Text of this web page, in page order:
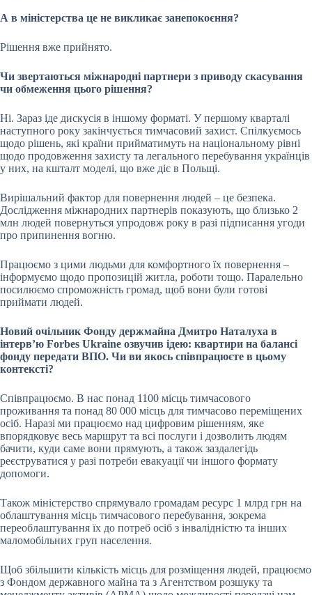
А в міністерства це не викликає занепокоєння?
Рішення вже прийнято.
Чи звертаються міжнародні партнери з приводу скасування
чи обмеження цього рішення?
Ні. Зараз іде дискусія в іншому форматі. У першому кварталі
наступного року закінчується тимчасовий захист. Спілкуємось
щодо рішень, які країни прийматимуть на національному рівні
щодо продовження захисту та легального перебування українців
у них, на кшталт моделі, що вже діє в Польщі.
Вирішальний фактор для повернення людей – це безпека.
Дослідження міжнародних партнерів показують, що близько 2
млн людей повернуться упродовж року в разі підписання угоди
про припинення вогню.
Працюємо з цими людьми для комфортного їх повернення –
інформуємо щодо пропозицій житла, роботи тощо. Паралельно
посилюємо спроможність громад, щоб вони були готові
приймати людей.
Новий очільник Фонду держмайна Дмитро Наталуха в
інтерв’ю Forbes Ukraine озвучив ідею: квартири на балансі
фонду передати ВПО. Чи ви якось співпрацюєте в цьому
контексті?
Співпрацюємо. В нас понад 1100 місць тимчасового
проживання та понад 80 000 місць для тимчасово переміщених
осіб. Наразі ми працюємо над цифровим рішенням, яке
впорядковує весь маршрут та всі послуги і дозволить людям
бачити, куди саме вони прямують, а також заздалегідь
реєструватися у разі потреби евакуації чи іншого формату
допомоги.
Також міністерство спрямувало громадам ресурс 1 млрд грн на
облаштування місць тимчасового перебування, зокрема
переоблаштування їх до потреб осіб з інвалідністю та інших
маломобільних груп населення.
Щоб збільшити кількість місць для розміщення людей, працюємо
з Фондом державного майна та з Агентством розшуку та